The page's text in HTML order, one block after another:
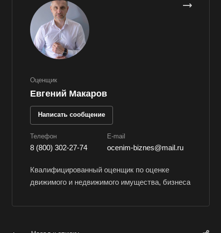
Оценщик
Евгений Макаров
Написать сообщение
Телефон
8 (800) 302-27-74
E-mail
ocenim-biznes@mail.ru
Квалифицированный оценщик по оценке
движимого и недвижимого имущества, бизнеса
Валуйки
Великие Луки
Великий Новгород
Великий Устюг
Верхний Уфалей
Верхняя Салда
Видное
Владивосток
Владикавказ
Волгодонск